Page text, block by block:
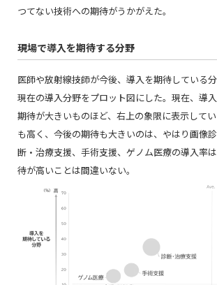
つてない技術への期待がうかがえた。
現場で導入を期待する分野
医師や放射線技師が今後、導入を期待している
現在の導入分野をプロット図にした。現在、導
期待が大きいものほど、右上の象限に表示して
も高く、今後の期待も大きいのは、やはり画像
断・治療支援、手術支援、ゲノム医療の導入率
待が高いことは間違いない。